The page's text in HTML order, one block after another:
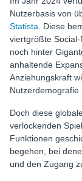
Nutzerbasis von
Statista . Diese
viertgrößte
noch hinter
anhaltende
Anziehungskraft
Nutzerdemografie
Doch diese
verlockenden
Funktionen
begehen, bei
und den Zugang
Instagram-
Instagram-
Instagram-
Betrug beim
Wie man
Wie man
Cybersecurity
Ich wurde